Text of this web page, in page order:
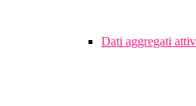
Dati aggregati